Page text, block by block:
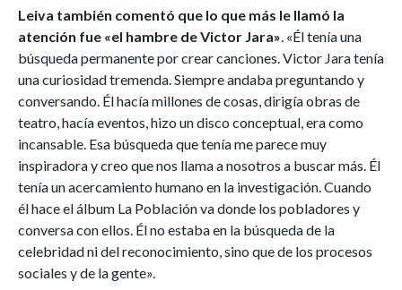
Leiva también comentó que lo que más le llamó la
atención fue «el hambre de Victor Jara». «Él tenía una
búsqueda permanente por crear canciones. Victor Jara tenía
una curiosidad tremenda. Siempre andaba preguntando y
conversando. Él hacía millones de cosas, dirigía obras de
teatro, hacía eventos, hizo un disco conceptual, era como
incansable. Esa búsqueda que tenía me parece muy
inspiradora y creo que nos llama a nosotros a buscar más. Él
tenía un acercamiento humano en la investigación. Cuando
él hace el álbum La Población va donde los pobladores y
conversa con ellos. Él no estaba en la búsqueda de la
celebridad ni del reconocimiento, sino que de los procesos
sociales y de la gente».